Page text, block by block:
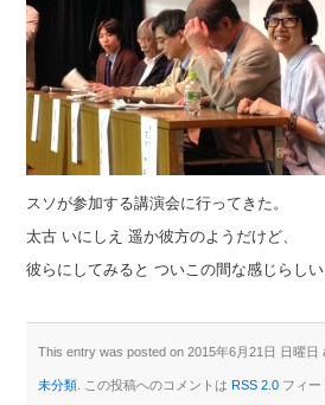
スソが参加する講演会に行ってきた。
太古 いにしえ 遥か彼方のようだけど、
彼らにしてみると ついこの間な感じらしい
This entry was posted on 2015年6月21日 日曜日
未分類 . この投稿へのコメントはRSS 2.0 フィー